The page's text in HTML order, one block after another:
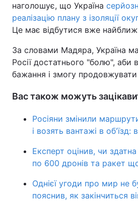
наголошує, що Україна
реалізацію плану з ізоляції
Це має відбутися вже
За словами Мадяра, Україна
Росії достатнього "болю", аби
бажання і змогу продовжувати
Вас також можуть
Росіяни змінили
і возять вантажі в об'їзд:
Експерт оцінив, чи
по 600 дронів та ракет
Однієї угоди про мир не
пояснив, як закінчиться